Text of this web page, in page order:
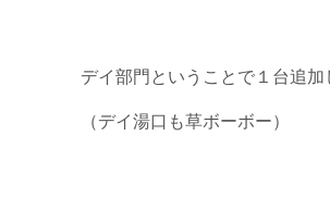
デイ部門ということで１台追加
（デイ湯口も草ボーボー）